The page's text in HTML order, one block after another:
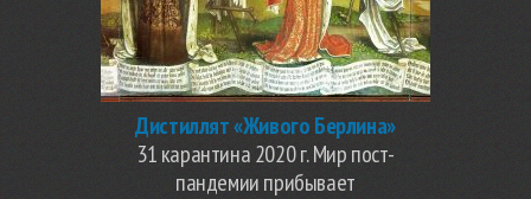
Дистиллят «Живого Берлина»
31 карантина 2020 г. Мир пост-
пандемии прибывает